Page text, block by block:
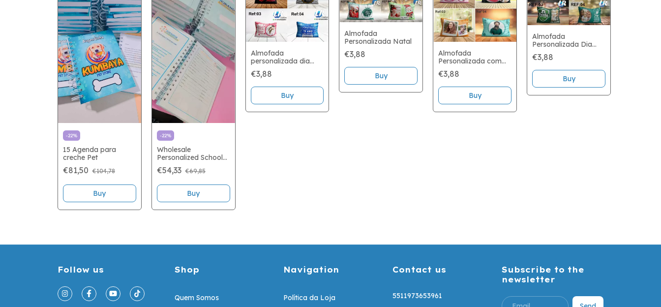
-22%
15 Agenda para
creche Pet
€81,50 €104,78
Buy
-22%
Wholesale
Personalized School
Planner
€54,33 €69,85
Almofada
personalizada dia
€3,88
Buy
Almofada
Personalizada Natal
€3,88
Buy
Almofada
Personalizada com
foto
€3,88
Buy
Almofada
Personalizada Dia
dos Pais
€3,88
Buy
Follow us Shop
Quem Somos
Navigation
Política da Loja
Contact us
5511973653961
Subscribe to the
newsletter